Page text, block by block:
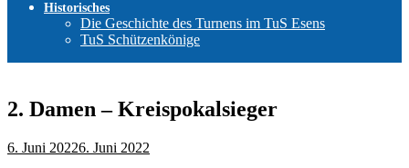
Historisches
Die Geschichte des Turnens im TuS Esens
TuS Schützenkönige
2. Damen – Kreispokalsieger
6. Juni 20226. Juni 2022